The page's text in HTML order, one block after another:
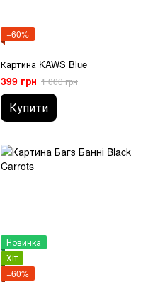
−60%
Картина KAWS Blue
399 грн 1 000 грн
Купити
Новинка
Хіт
−60%